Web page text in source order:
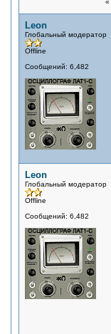
«
Leon
Глобальный модератор
Offline
Сообщений: 6,482
Leon
Глобальный модератор
Offline
Сообщений: 6,482